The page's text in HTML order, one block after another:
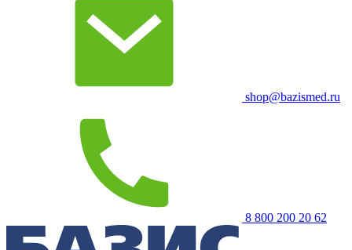
shop@bazismed.ru
8 800 200 20 62